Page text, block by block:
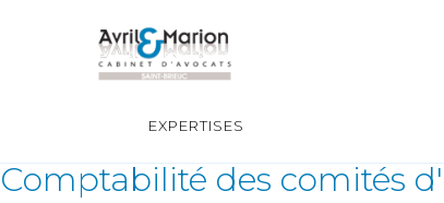
EXPERTISES
Comptabilité des comités